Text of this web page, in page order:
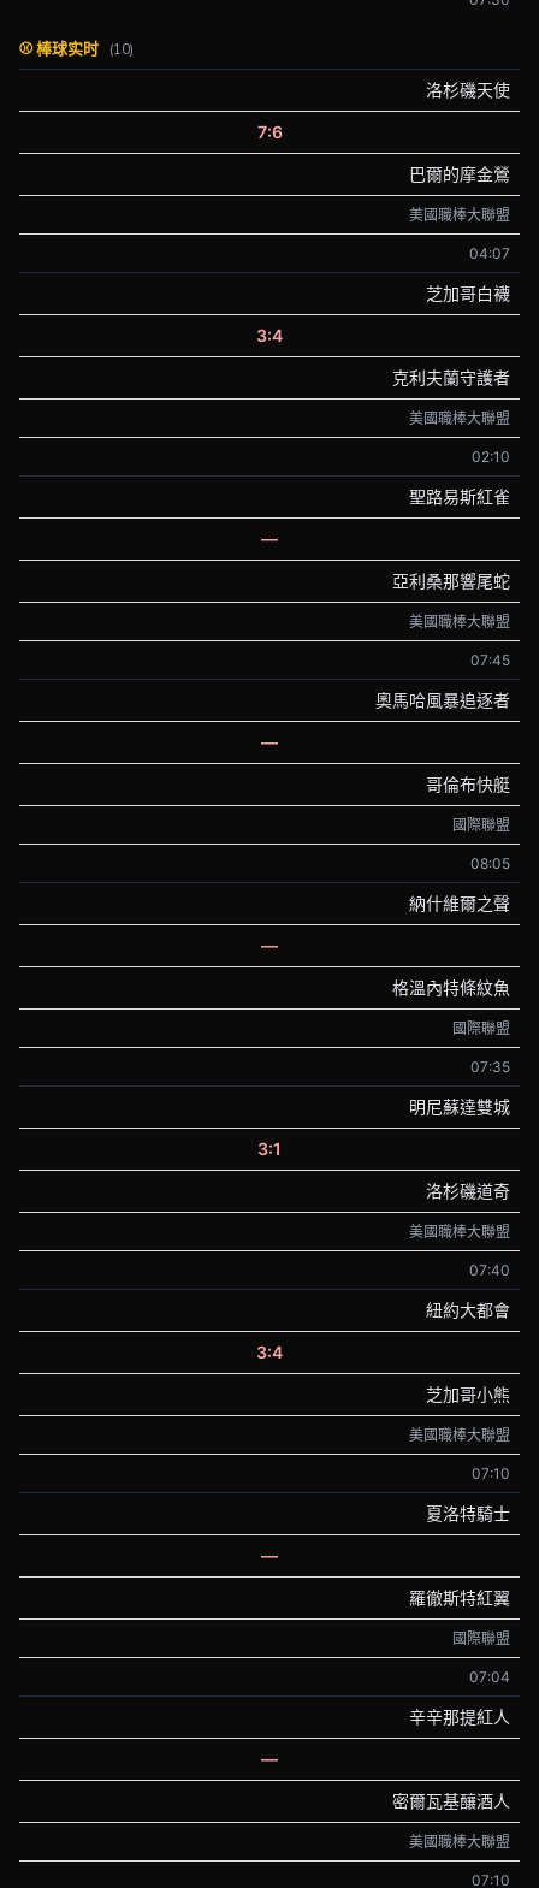
⚾ 棒球实时 (10)
洛杉磯天使
7:6
巴爾的摩金鶯
美國職棒大聯盟
04:07
芝加哥白襪
3:4
克利夫蘭守護者
美國職棒大聯盟
02:10
聖路易斯紅雀
—
亞利桑那響尾蛇
美國職棒大聯盟
07:45
奧馬哈風暴追逐者
—
哥倫布快艇
國際聯盟
08:05
納什維爾之聲
—
格溫內特條紋魚
國際聯盟
07:35
明尼蘇達雙城
3:1
洛杉磯道奇
美國職棒大聯盟
07:40
紐約大都會
3:4
芝加哥小熊
美國職棒大聯盟
07:10
夏洛特騎士
—
羅徹斯特紅翼
國際聯盟
07:04
辛辛那提紅人
—
密爾瓦基釀酒人
美國職棒大聯盟
07:10